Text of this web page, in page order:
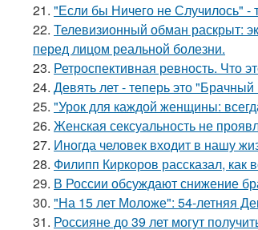
21. "Если бы Ничего не Случилось" -
22. Телевизионный обман раскрыт:
перед лицом реальной болезни.
23. Ретроспективная ревность. Что
24. Девять лет - теперь это
25. "Урок для каждой женщины:
26. Женская сексуальность не
27. Иногда человек входит в нашу
28. Филипп Киркоров рассказал, как
29. В России обсуждают снижение
30. "На 15 лет Моложе": 54-летняя
31. Россияне до 39 лет могут